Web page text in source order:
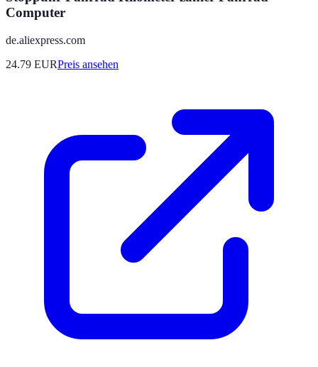
Computer
de.aliexpress.com
24.79 EURPreis ansehen